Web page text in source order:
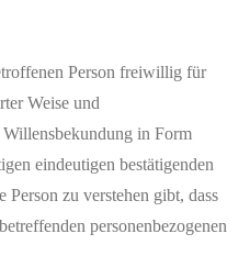
Person freiwillig für
Weise und
Willensbekundung in Form
eindeutigen bestätigenden
zu verstehen gibt, dass
personenbezogenen